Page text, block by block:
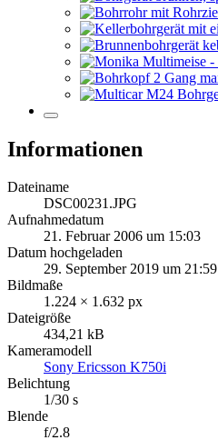
Informationen
Dateiname
DSC00231.JPG
Aufnahmedatum
21. Februar 2006 um 15:03
Datum hochgeladen
29. September 2019 um 21:59
Bildmaße
1.224 × 1.632 px
Dateigröße
434,21 kB
Kameramodell
Sony Ericsson K750i
Belichtung
1/30 s
Blende
f/2.8